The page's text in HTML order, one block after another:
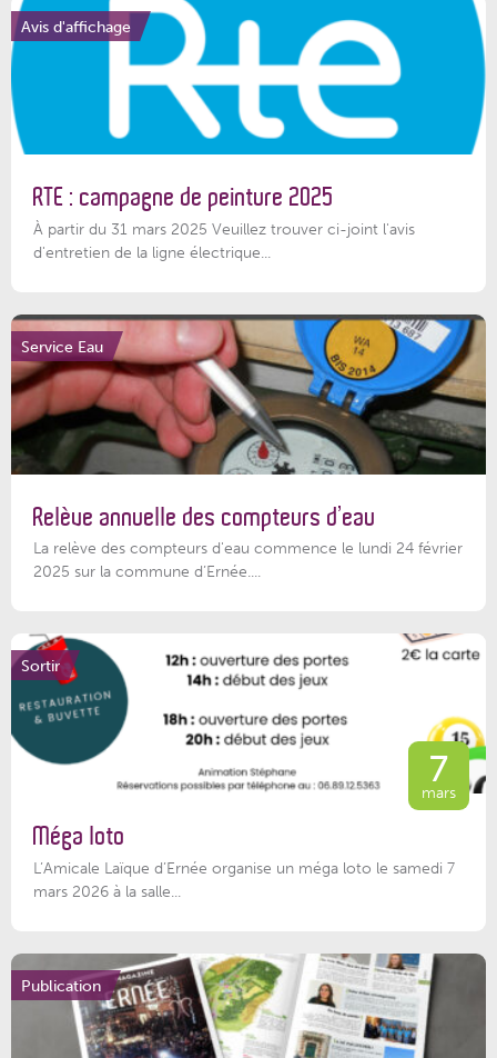
Avis d'affichage
RTE : campagne de peinture 2025
À partir du 31 mars 2025 Veuillez trouver ci-joint l'avis
d'entretien de la ligne électrique...
Service Eau
Relève annuelle des compteurs d’eau
La relève des compteurs d'eau commence le lundi 24 février
2025 sur la commune d’Ernée....
Sortir
7
mars
Méga loto
L’Amicale Laïque d’Ernée organise un méga loto le samedi 7
mars 2026 à la salle...
Publication